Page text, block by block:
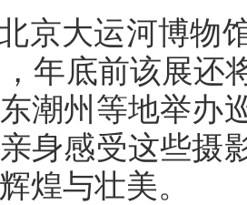
京大运河博物
年底前该展还
潮州等地举办
身感受这些摄
煌与壮美。